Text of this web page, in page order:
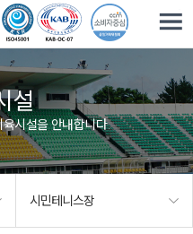
설
시설을 안내합니다.
시민테니스장